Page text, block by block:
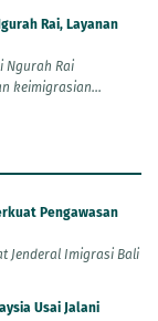
Rai, Layanan
Ngurah Rai
keimigrasian...
Pengawasan
Jenderal Imigrasi Bali
Usai Jalani